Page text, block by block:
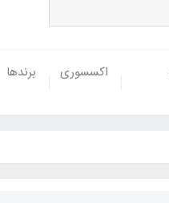
اکسسوری برندها